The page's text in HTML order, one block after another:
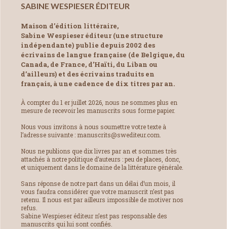
SABINE WESPIESER ÉDITEUR
Maison d’édition littéraire,
Sabine Wespieser éditeur (une structure
indépendante) publie depuis 2002 des
écrivains de langue française (de Belgique, du
Canada, de France, d’Haïti, du Liban ou
d’ailleurs) et des écrivains traduits en
français, à une cadence de dix titres par an.
À compter du 1 er juillet 2026, nous ne sommes plus en
mesure de recevoir les manuscrits sous forme papier.
Nous vous invitons à nous soumettre votre texte à
l’adresse suivante : manuscrits@swediteur.com.
Nous ne publions que dix livres par an et sommes très
attachés à notre politique d’auteurs : peu de places, donc,
et uniquement dans le domaine de la littérature générale.
Sans réponse de notre part dans un délai d’un mois, il
vous faudra considérer que votre manuscrit n’est pas
retenu. Il nous est par ailleurs impossible de motiver nos
refus.
Sabine Wespieser éditeur n’est pas responsable des
manuscrits qui lui sont confiés.